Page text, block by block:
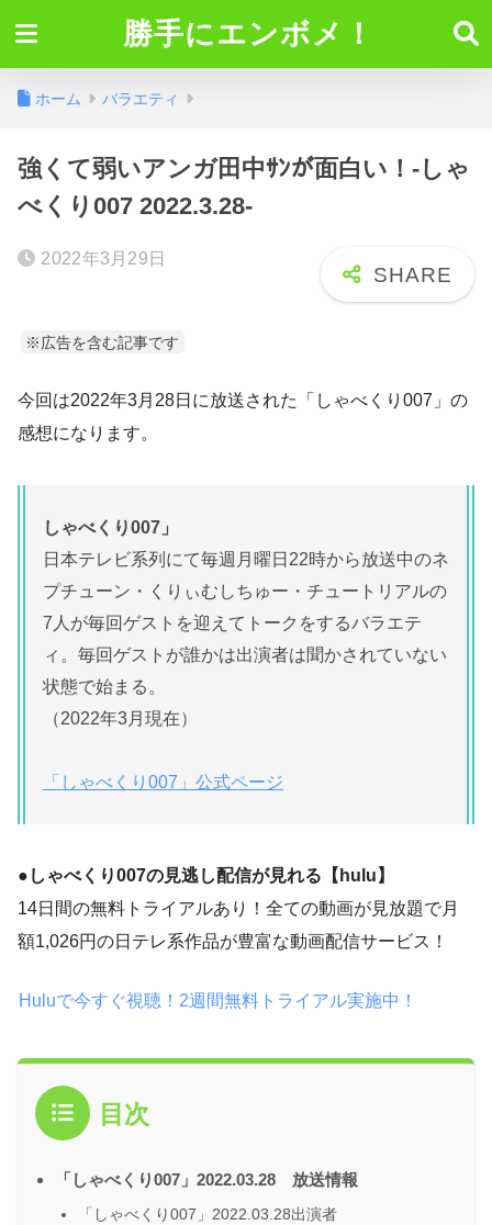
勝手にエンボメ！
ホーム バラエティ
強くて弱いアンガ田中ｻﾝが面白い！-しゃ
べくり007 2022.3.28-
2022年3月29日
※広告を含む記事です
今回は2022年3月28日に放送された「しゃべくり007」の
感想になります。
しゃべくり007」
日本テレビ系列にて毎週月曜日22時から放送中のネ
プチューン・くりぃむしちゅー・チュートリアルの
7人が毎回ゲストを迎えてトークをするバラエテ
ィ。毎回ゲストが誰かは出演者は聞かされていない
状態で始まる。
（2022年3月現在）
「しゃべくり007」公式ページ
●しゃべくり007の見逃し配信が見れる【hulu】
14日間の無料トライアルあり！全ての動画が見放題で月
額1,026円の日テレ系作品が豊富な動画配信サービス！
Huluで今すぐ視聴！2週間無料トライアル実施中！
目次
「しゃべくり007」2022.03.28 放送情報
「しゃべくり007」2022.03.28出演者